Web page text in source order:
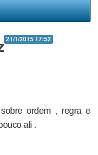
21/1/2015 17:52
ordem , regra e
ali .